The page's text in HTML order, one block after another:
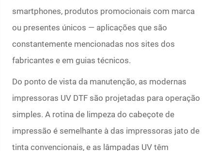
smartphones, produtos promocionais com marca
ou presentes únicos — aplicações que são
constantemente mencionadas nos sites dos
fabricantes e em guias técnicos.
Do ponto de vista da manutenção, as modernas
impressoras UV DTF são projetadas para operação
simples. A rotina de limpeza do cabeçote de
impressão é semelhante à das impressoras jato de
tinta convencionais, e as lâmpadas UV têm